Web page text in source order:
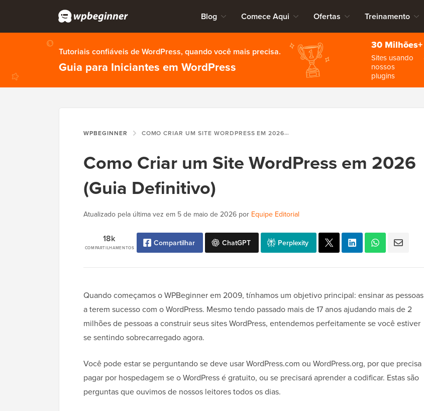
Blog Comece Aqui Ofertas Treinamento
Tutoriais confiáveis de WordPress, quando você mais precisa.
Guia para Iniciantes em WordPress
30 Milhões+
Sites usando
nossos
plugins
WPBEGINNER COMO CRIAR UM SITE WORDPRESS EM 2026 (GUIA DEFINITIVO)
Como Criar um Site WordPress em 2026
(Guia Definitivo)
Atualizado pela última vez em 5 de maio de 2026 por Equipe Editorial
COMPARTILHAMENTOS
18k Compartilhar ChatGPT Perplexity
Quando começamos o WPBeginner em 2009, tínhamos um objetivo principal: ensinar as pessoas
a terem sucesso com o WordPress. Mesmo tendo passado mais de 17 anos ajudando mais de 2
milhões de pessoas a construir seus sites WordPress, entendemos perfeitamente se você estiver
se sentindo sobrecarregado agora.
Você pode estar se perguntando se deve usar WordPress.com ou WordPress.org, por que precisa
pagar por hospedagem se o WordPress é gratuito, ou se precisará aprender a codificar. Estas são
perguntas que ouvimos de nossos leitores todos os dias.